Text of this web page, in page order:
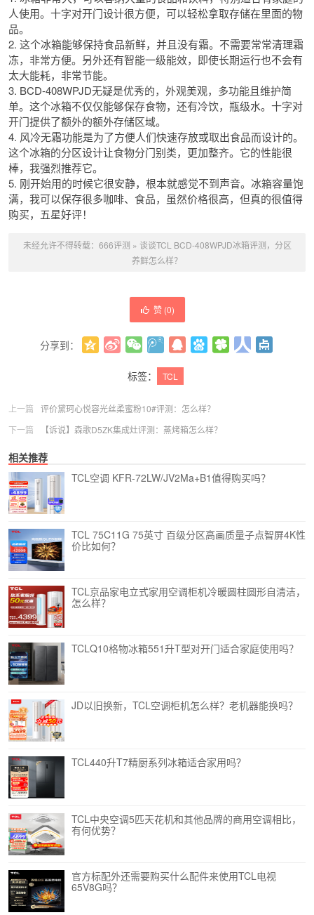
人使用。十字对开门设计很方便，可以轻松拿取存储在里面的物
品。
2. 这个冰箱能够保持食品新鲜，并且没有霜。不需要常常清理霜
冻，非常方便。另外还有智能一级能效，即使长期运行也不会有
太大能耗，非常节能。
3. BCD-408WPJD无疑是优秀的，外观美观，多功能且维护简
单。这个冰箱不仅仅能够保存食物，还有冷饮，瓶级水。十字对
开门提供了额外的额外存储区域。
4. 风冷无霜功能是为了方便人们快速存放或取出食品而设计的。
这个冰箱的分区设计让食物分门别类，更加整齐。它的性能很
棒，我强烈推荐它。
5. 刚开始用的时候它很安静，根本就感觉不到声音。冰箱容量饱
满，我可以保存很多咖啡、食品，虽然价格很高，但真的很值得
购买，五星好评！
未经允许不得转载： 666评测 » 谈谈TCL BCD-408WPJD冰箱评测，分区
养鲜怎么样？
赞 (0)
分享到：
标签：
TCL
上一篇
评价黛珂心悦容光丝柔蜜粉10#评测：怎么样？
下一篇
【诉说】森歌D5ZK集成灶评测：蒸烤箱怎么样？
相关推荐
TCL空调 KFR-72LW/JV2Ma+B1值得购买吗？
TCL 75C11G 75英寸 百级分区高画质量子点智屏4K性
价比如何？
TCL京品家电立式家用空调柜机冷暖圆柱圆形自清洁，
怎么样？
TCLQ10格物冰箱551升T型对开门适合家庭使用吗？
JD以旧换新，TCL空调柜机怎么样？老机器能换吗？
TCL440升T7精厨系列冰箱适合家用吗？
TCL中央空调5匹天花机和其他品牌的商用空调相比，
有何优势？
官方标配外还需要购买什么配件来使用TCL电视
65V8G吗？